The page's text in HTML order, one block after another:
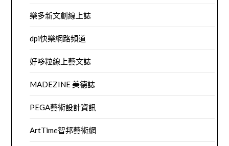
樂多新文創線上誌
dpi快樂網路頻道
好哆粒線上藝文誌
MADEZINE 美德誌
PEGA藝術設計資訊
ArtTime智邦藝術網